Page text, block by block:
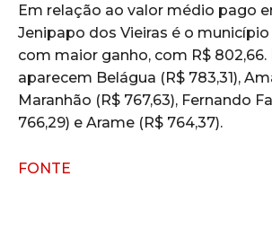
Em relação ao valor médio pago
Jenipapo dos Vieiras é o
com maior ganho, com R$ 802,66.
aparecem Belágua (R$ 783,31),
Maranhão (R$ 767,63), Fernando
766,29) e Arame (R$ 764,37).
FONTE